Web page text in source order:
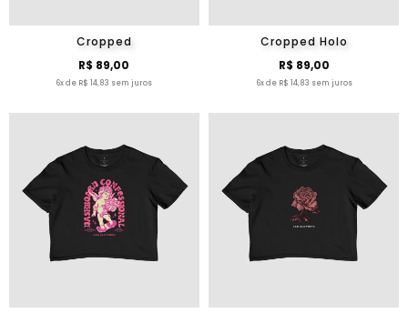
Cropped
R$ 89,00
6x de R$ 14,83 sem juros
Cropped Holo
R$ 89,00
6x de R$ 14,83 sem juros